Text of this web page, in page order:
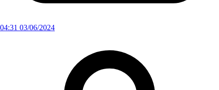
04:31 03/06/2024